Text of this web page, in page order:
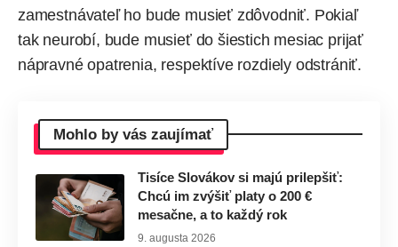
zamestnávateľ ho bude musieť zdôvodniť. Pokiaľ
tak neurobí, bude musieť do šiestich mesiac prijať
nápravné opatrenia, respektíve rozdiely odstrániť.
Mohlo by vás zaujímať
Tisíce Slovákov si majú prilepšiť:
Chcú im zvýšiť platy o 200 €
mesačne, a to každý rok
9. augusta 2026